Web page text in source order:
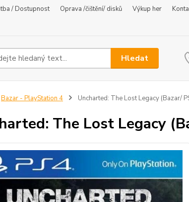
/ Dostupnost Oprava /čištění/ disků Výkup her
Hledat
Bazar - PlayStation 4 Uncharted: The Lost Legacy (Bazar/
The Lost Legacy